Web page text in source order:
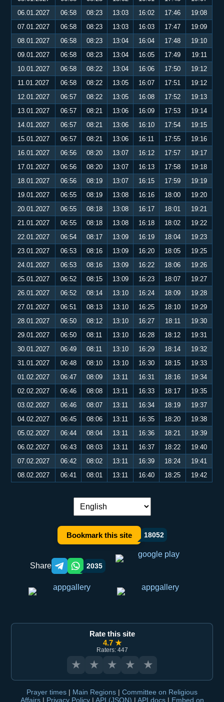
06.01.2027
06:58 08:23 13:03 16:02 17:46
19:08
07.01.2027
06:58 08:23 13:03 16:03 17:47
19:09
08.01.2027
06:58 08:23 13:04 16:04 17:48
19:10
09.01.2027
06:58 08:23 13:04 16:05 17:49
19:11
10.01.2027
06:58 08:22 13:04 16:06 17:50
19:12
11.01.2027
06:58 08:22 13:05 16:07 17:51
19:12
12.01.2027
06:57 08:22 13:05 16:08 17:52
19:13
13.01.2027
06:57 08:21 13:06 16:09 17:53
19:14
14.01.2027
06:57 08:21 13:06 16:10 17:54
19:15
15.01.2027
06:57 08:21 13:06 16:11 17:55
19:16
16.01.2027
06:56 08:20 13:07 16:12 17:57
19:17
17.01.2027
06:56 08:20 13:07 16:13 17:58
19:18
18.01.2027
06:56 08:19 13:07 16:15 17:59
19:19
19.01.2027
06:55 08:19 13:08 16:16 18:00
19:20
20.01.2027
06:55 08:18 13:08 16:17 18:01
19:21
21.01.2027
06:55 08:18 13:08 16:18 18:02
19:22
22.01.2027
06:54 08:17 13:09 16:19 18:04
19:23
23.01.2027
06:53 08:16 13:09 16:20 18:05
19:25
24.01.2027
06:53 08:16 13:09 16:22 18:06
19:26
25.01.2027
06:52 08:15 13:09 16:23 18:07
19:27
26.01.2027
06:52 08:14 13:10 16:24 18:09
19:28
27.01.2027
06:51 08:13 13:10 16:25 18:10
19:29
28.01.2027
06:50 08:12 13:10 16:27 18:11
19:30
29.01.2027
06:50 08:11 13:10 16:28 18:12
19:31
30.01.2027
06:49 08:11 13:10 16:29 18:14
19:32
31.01.2027
06:48 08:10 13:10 16:30 18:15
19:33
01.02.2027
06:47 08:09 13:11 16:31 18:16
19:34
02.02.2027
06:46 08:08 13:11 16:33 18:17
19:35
03.02.2027
06:46 08:07 13:11 16:34 18:19
19:37
04.02.2027
06:45 08:06 13:11 16:35 18:20
19:38
05.02.2027
06:44 08:04 13:11 16:36 18:21
19:39
06.02.2027
06:43 08:03 13:11 16:37 18:22
19:40
07.02.2027
06:42 08:02 13:11 16:39 18:24
19:41
08.02.2027
06:41 08:01 13:11 16:40 18:25 19:42
Language switch:
Bookmark this site 18052
Share Telegram orqali ulashish
WhatsApp orqali ulashish
2035
Rate this site
4.7 ★
Raters: 447
★ ★ ★ ★ ★
Prayer times | Main Regions | Committee on Religious
Affairs | Privacy Policy | API (JSON) | API docs | Embed on